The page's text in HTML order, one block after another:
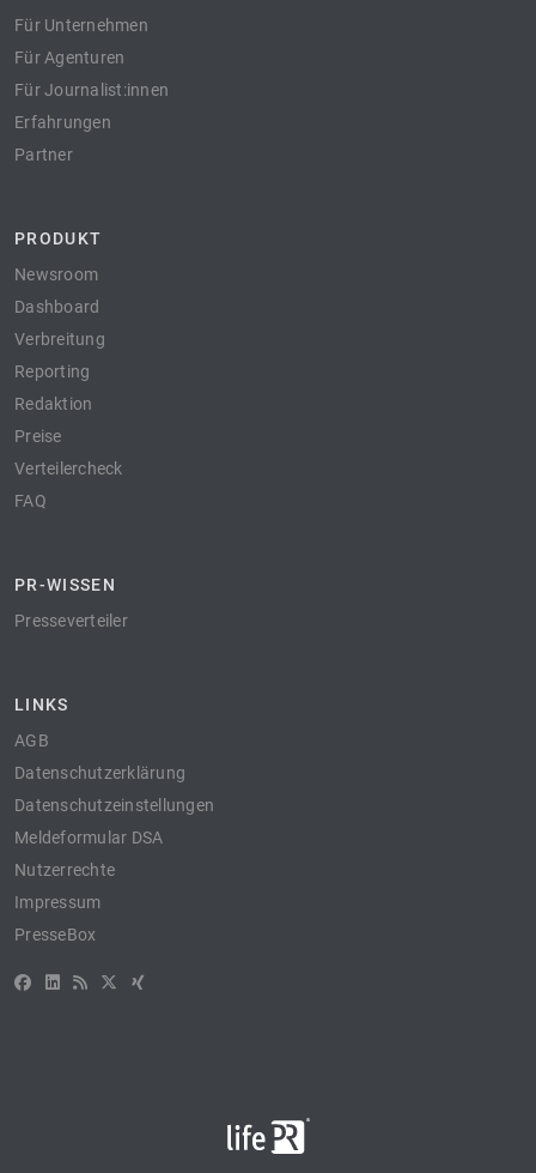
Für Unternehmen
Für Agenturen
Für Journalist:innen
Erfahrungen
Partner
PRODUKT
Newsroom
Dashboard
Verbreitung
Reporting
Redaktion
Preise
Verteilercheck
FAQ
PR-WISSEN
Presseverteiler
LINKS
AGB
Datenschutzerklärung
Datenschutzeinstellungen
Meldeformular DSA
Nutzerrechte
Impressum
PresseBox